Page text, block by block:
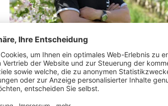
Weiss Josef
„Bio-Äpfel sind das beste Produkt der
Natur.“
Meine Geschichte